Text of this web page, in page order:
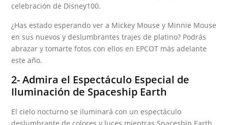
celebración de Disney100.
¿Has estado esperando ver a Mickey Mouse y Minnie Mouse
en sus nuevos y deslumbrantes trajes de platino? Podrás
abrazar y tomarte fotos con ellos en EPCOT más adelante
este año.
2- Admira el Espectáculo Especial de
Iluminación de Spaceship Earth
El cielo nocturno se iluminará con un espectáculo